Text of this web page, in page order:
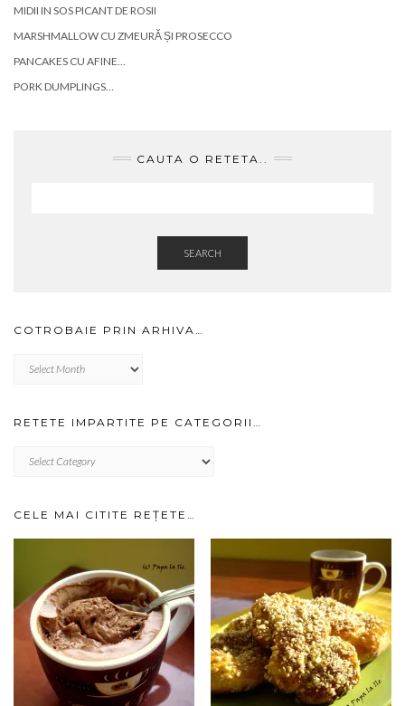
MIDII IN SOS PICANT DE ROSII
MARSHMALLOW CU ZMEURĂ ȘI PROSECCO
PANCAKES CU AFINE…
PORK DUMPLINGS…
CAUTA O RETETA..
SEARCH
COTROBAIE PRIN ARHIVA…
prin
RETETE IMPARTITE PE CATEGORII…
IMPARTITE
CELE MAI CITITE REȚETE…